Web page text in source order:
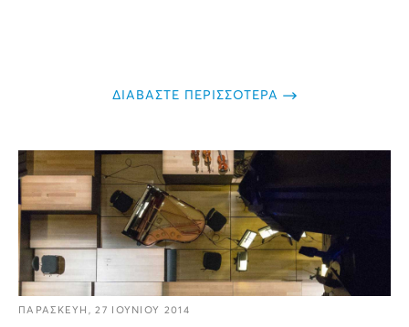
ΔΙΑΒΑΣΤΕ ΠΕΡΙΣΣΟΤΕΡΑ
ΠΑΡΑΣΚΕΥΗ, 27 ΙΟΥΝΙΟΥ 2014